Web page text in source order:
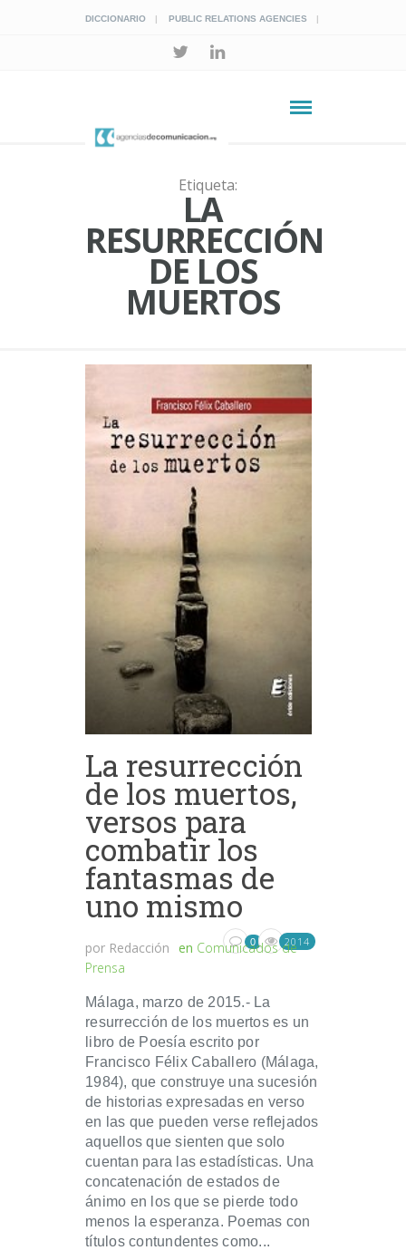
DICCIONARIO PUBLIC RELATIONS AGENCIES
Etiqueta:
LA
RESURRECCIÓN
DE LOS
MUERTOS
La resurrección
de los muertos,
versos para
combatir los
fantasmas de
uno mismo
por Redacción en Comunicados de
Prensa
0 2014
Málaga, marzo de 2015.- La
resurrección de los muertos es un
libro de Poesía escrito por
Francisco Félix Caballero (Málaga,
1984), que construye una sucesión
de historias expresadas en verso
en las que pueden verse reflejados
aquellos que sienten que solo
cuentan para las estadísticas. Una
concatenación de estados de
ánimo en los que se pierde todo
menos la esperanza. Poemas con
títulos contundentes como...